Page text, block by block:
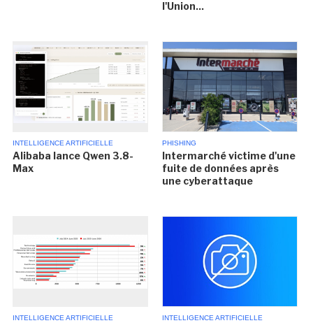
l'Union...
INTELLIGENCE ARTIFICIELLE
Alibaba lance Qwen 3.8-
Max
PHISHING
Intermarché victime d'une
fuite de données après
une cyberattaque
INTELLIGENCE ARTIFICIELLE INTELLIGENCE ARTIFICIELLE